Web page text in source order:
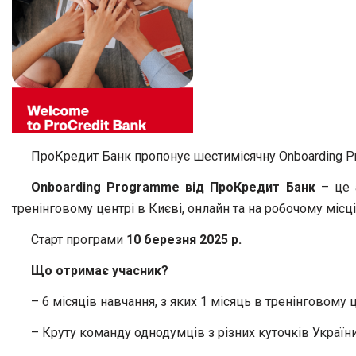
ПроКредит Банк пропонує шестимісячну Onboarding
Onboarding Programme від ПроКредит Банк– це
тренінговому центрі в Києві, онлайн та на робочому
Старт програми 10 березня 2025 р.
Що отримає учасник?
– 6 місяців навчання, з яких 1 місяць в тренінговому
– Круту команду однодумців з різних куточків